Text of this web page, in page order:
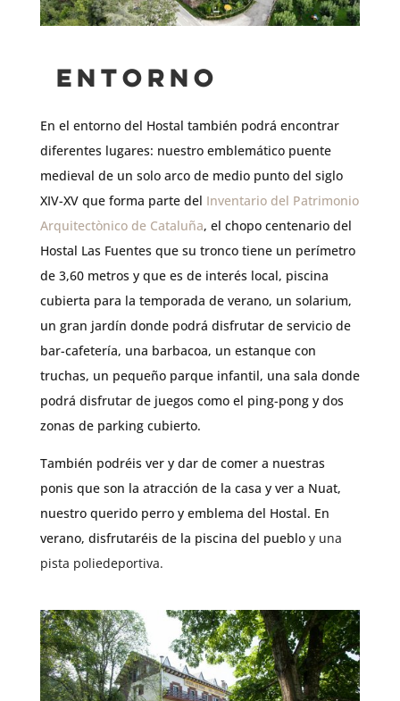
Entorno
En el entorno del Hostal también podrá encontrar
diferentes lugares: nuestro emblemático puente
medieval de un solo arco de medio punto del siglo
XIV-XV que forma parte del Inventario del Patrimonio
Arquitectònico de Cataluña, el chopo centenario del
Hostal Las Fuentes que su tronco tiene un perímetro
de 3,60 metros y que es de interés local, piscina
cubierta para la temporada de verano, un solarium,
un gran jardín donde podrá disfrutar de servicio de
bar-cafetería, una barbacoa, un estanque con
truchas, un pequeño parque infantil, una sala donde
podrá disfrutar de juegos como el ping-pong y dos
zonas de parking cubierto.
También podréis ver y dar de comer a nuestras
ponis que son la atracción de la casa y ver a Nuat,
nuestro querido perro y emblema del Hostal. En
verano, disfrutaréis de la piscina del pueblo y una
pista poliedeportiva.